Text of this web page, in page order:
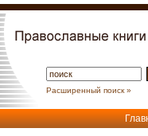
Расширенный поиск »